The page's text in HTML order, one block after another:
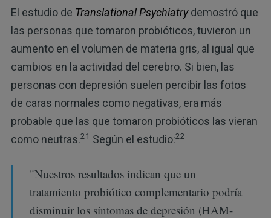
El estudio de Translational Psychiatrydemostró que
las personas que tomaron probióticos, tuvieron un
aumento en el volumen de materia gris, al igual que
cambios en la actividad del cerebro. Si bien, las
personas con depresión suelen percibir las fotos
de caras normales como negativas, era más
probable que las que tomaron probióticos las vieran
como neutras.21 Según el estudio:22
"Nuestros resultados indican que un
tratamiento probiótico complementario podría
disminuir los síntomas de depresión (HAM-